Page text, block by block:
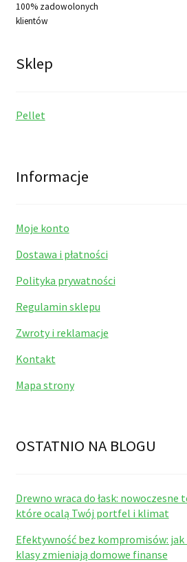
100% zadowolonych
klientów
Sklep
Pellet
Informacje
Moje konto
Dostawa i płatności
Polityka prywatności
Regulamin sklepu
Zwroty i reklamacje
Kontakt
Mapa strony
OSTATNIO NA BLOGU
Drewno wraca do łask:
które ocalą Twój portfel i klimat
Efektywność bez kompromisów: jak
klasy zmieniają domowe finanse